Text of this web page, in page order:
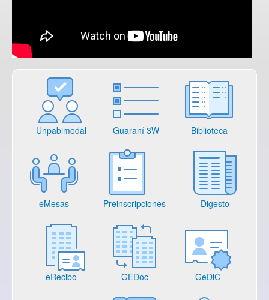
Unpabimodal Guaraní 3W Biblioteca
eMesas Preinscripciones Digesto
eRecibo GEDoc GeDiC